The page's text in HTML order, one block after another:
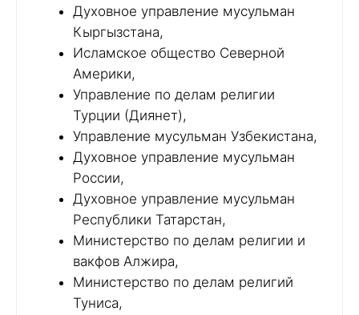
Духовное управление мусульман
Кыргызстана,
Исламское общество Северной
Америки,
Управление по делам религии
Турции (Диянет),
Управление мусульман Узбекистана,
Духовное управление мусульман
России,
Духовное управление мусульман
Республики Татарстан,
Министерство по делам религии и
вакфов Алжира,
Министерство по делам религий
Туниса,